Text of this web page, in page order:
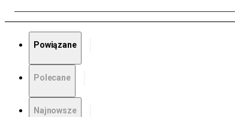
Powiązane
Polecane
Najnowsze